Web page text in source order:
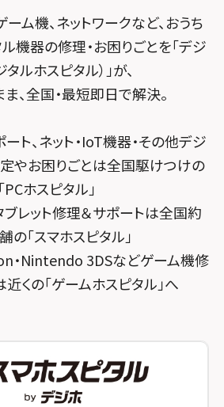
ルル宮野木
葉
森
馬
田
軒茶屋
葉原
由が丘
リナス錦糸町
出張所
都河原町
治槙島
丸
都宇治
知山
戸三宮
by デジホ 姫路キャスパ
丹
ーム機、ネットワークなど、おうち
機器の修理・お困りごとを「デジ
タルホスピタル）」が、
、全国・最短即日で解決。
ト、ネット・IoT機器・その他デジ
やお困りごとは全国駆けつけの
「PCホスピタル」
ブレット修理＆サポートは全国約
の「スマホスピタル」
・Nintendo 3DSなどゲーム機修
くの「ゲームホスピタル」へ